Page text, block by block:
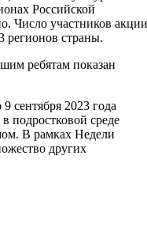
Российской
Число участников акции
регионов страны.
ребятам показан
сентября 2023 года
подростковой среде
В рамках Недели
других